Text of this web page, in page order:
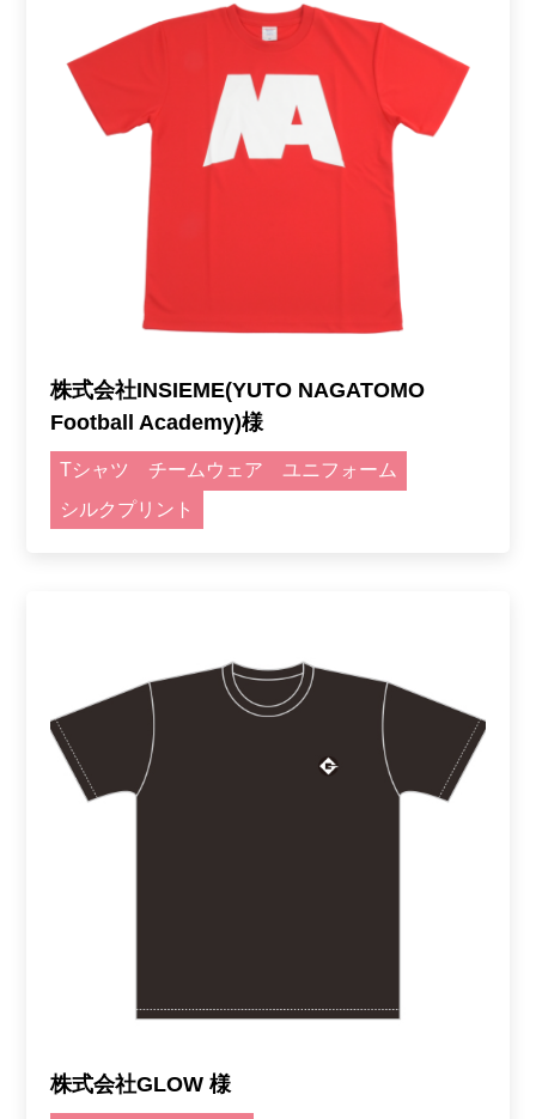
株式会社INSIEME(YUTO NAGATOMO
Football Academy)様
Tシャツ チームウェア
ユニフォーム
シルクプリント
株式会社GLOW 様